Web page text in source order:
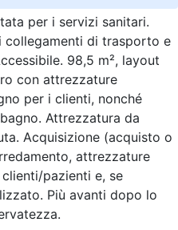
per i servizi sanitari.
collegamenti di trasporto e
98,5 m², layout
con attrezzature
per i clienti, nonché
Attrezzatura da
Acquisizione (acquisto o
attrezzature
pazienti e, se
Più avanti dopo lo